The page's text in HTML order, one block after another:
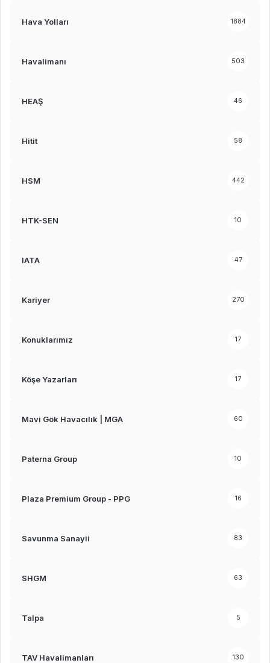
Hava Yolları 1884
Havalimanı 503
HEAŞ 46
Hitit 58
HSM 442
HTK-SEN 10
IATA 47
Kariyer 270
Konuklarımız 17
Köşe Yazarları 17
Mavi Gök Havacılık | MGA 60
Paterna Group 10
Plaza Premium Group - PPG 16
Savunma Sanayii 83
SHGM 63
Talpa 5
TAV Havalimanları 130